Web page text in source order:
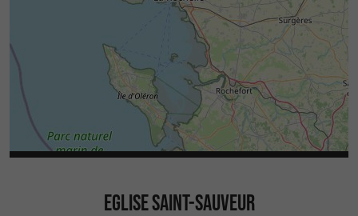
EGLISE SAINT-SAUVEUR